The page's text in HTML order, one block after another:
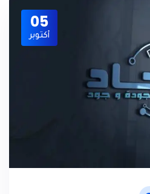
05
أكتوبر